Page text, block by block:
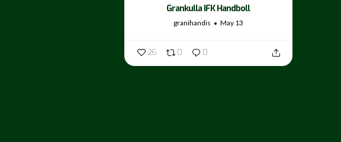
Grankulla IFK Handboll
granihandis May 13
26 0 0